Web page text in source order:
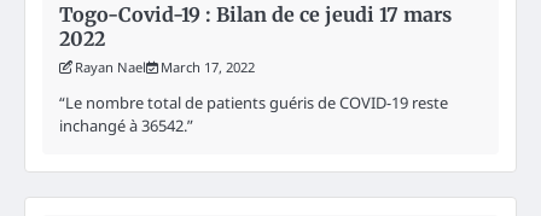
Togo-Covid-19 : Bilan de ce jeudi 17 mars
2022
Rayan Nael March 17, 2022
“Le nombre total de patients guéris de COVID-19 reste
inchangé à 36542.”